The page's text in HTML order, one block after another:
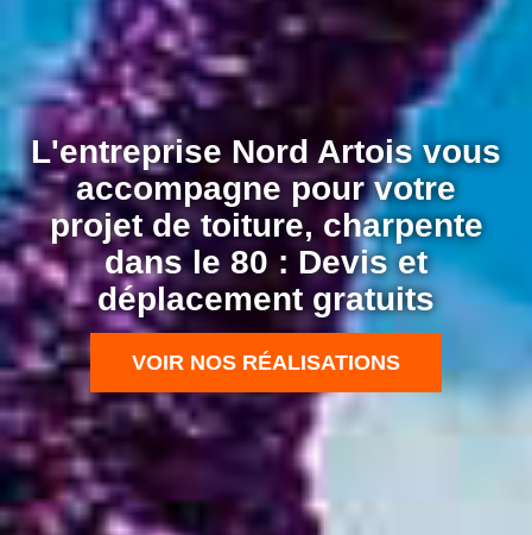
L'entreprise Nord Artois vous
accompagne pour votre
projet de toiture, charpente
dans le 80 : Devis et
déplacement gratuits
VOIR NOS RÉALISATIONS